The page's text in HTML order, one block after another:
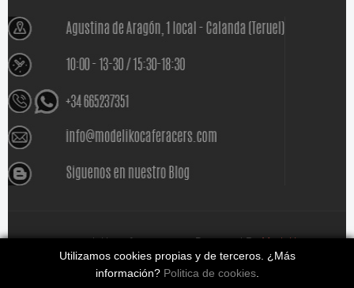
Utilizamos cookies propias y de terceros. ¿Más
información? Politica de cookies.
www.modelikocaferacers.com Designed By Modeliko